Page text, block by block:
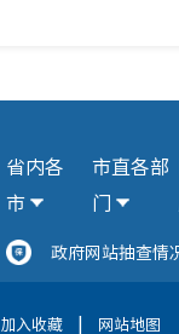
省内各
市
市直各部
门
政府网站抽查情
加入收藏 | 网站地图